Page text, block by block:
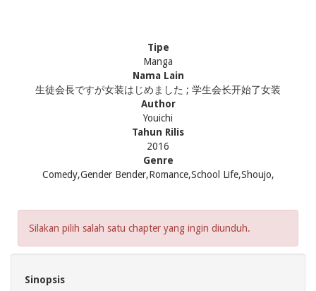
Tipe
Manga
Nama Lain
生徒会長ですが女装はじめました ; 学生会长开始了女装
Author
Youichi
Tahun Rilis
2016
Genre
Comedy,Gender Bender,Romance,School Life,Shoujo,
Silakan pilih salah satu chapter yang ingin diunduh.
Sinopsis